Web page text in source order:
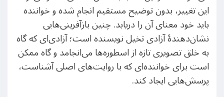
این تغییر، بدون توضیح مستقیم انجام شده و خواننده
باید خود معنای آن را دریابد. چنین بازآفرینی‌هایی
نشان‌دهندهٔ آزادی تخیل نویسنده است؛ آزادی‌ای که گاه
به خلق تصویری تازه از اسطوره‌ها می‌انجامد و گاه ممکن
است برای خواننده‌ای که با روایت‌های اصلی آشناست،
پرسش‌هایی ایجاد کند.